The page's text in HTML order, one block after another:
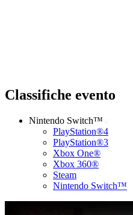
Classifiche evento
Nintendo Switch™
PlayStation®4
PlayStation®3
Xbox One®
Xbox 360®
Steam
Nintendo Switch™